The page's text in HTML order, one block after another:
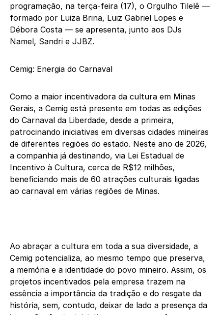
programação, na terça-feira (17), o Orgulho Tilelê —
formado por Luiza Brina, Luiz Gabriel Lopes e
Débora Costa — se apresenta, junto aos DJs
Namel, Sandri e JJBZ.
Cemig: Energia do Carnaval
Como a maior incentivadora da cultura em Minas
Gerais, a Cemig está presente em todas as edições
do Carnaval da Liberdade, desde a primeira,
patrocinando iniciativas em diversas cidades mineiras
de diferentes regiões do estado. Neste ano de 2026,
a companhia já destinando, via Lei Estadual de
Incentivo à Cultura, cerca de R$12 milhões,
beneficiando mais de 60 atrações culturais ligadas
ao carnaval em várias regiões de Minas.
Ao abraçar a cultura em toda a sua diversidade, a
Cemig potencializa, ao mesmo tempo que preserva,
a memória e a identidade do povo mineiro. Assim, os
projetos incentivados pela empresa trazem na
essência a importância da tradição e do resgate da
história, sem, contudo, deixar de lado a presença da